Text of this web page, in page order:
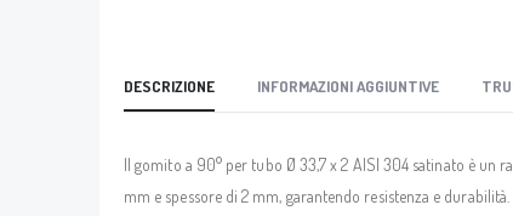
DESCRIZIONE INFORMAZIONI AGGIUNTIVE
Il gomito a 90° per tubo Ø 33,7 x 2 AISI 304 satinato è un
mm e spessore di 2 mm, garantendo resistenza e